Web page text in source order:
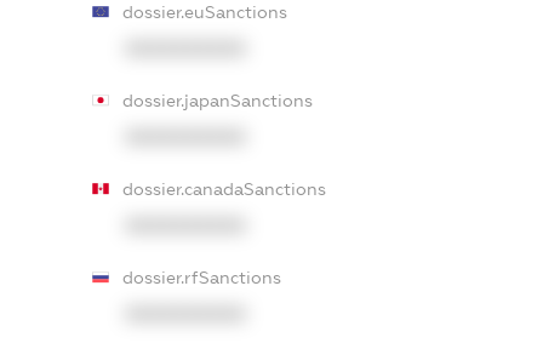
dossier.euSanctions
dossier.japanSanctions
dossier.canadaSanctions
dossier.rfSanctions